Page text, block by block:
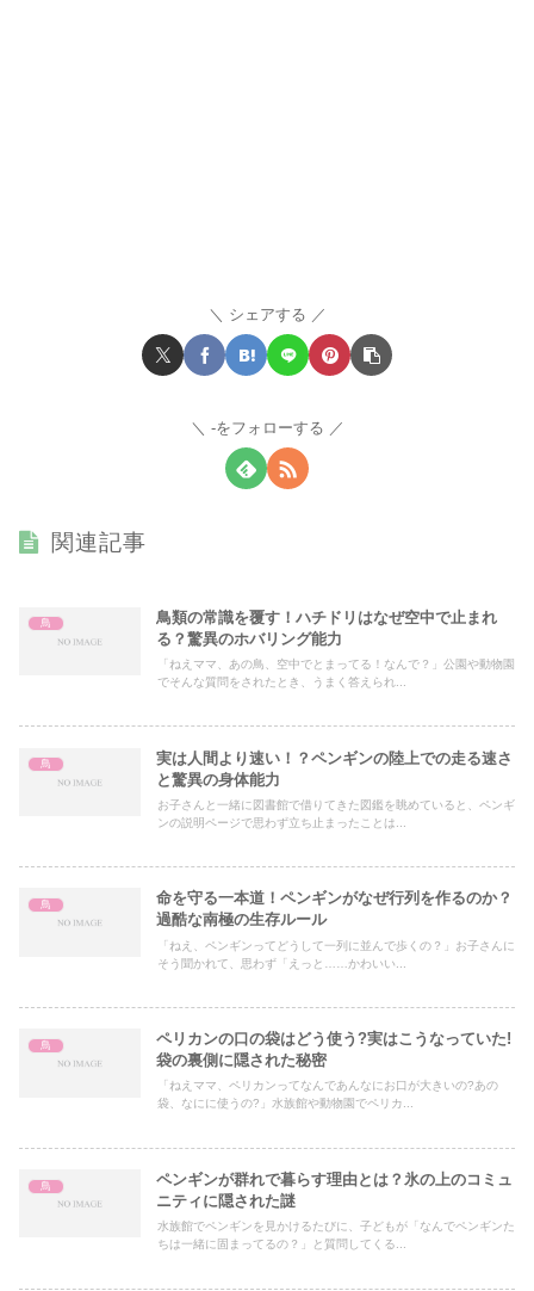
シェアする
-をフォローする
関連記事
鳥
鳥類の常識を覆す！ハチドリはなぜ空中で止まれ
る？驚異のホバリング能力
「ねえママ、あの鳥、空中でとまってる！なんで？」公園や動物園
でそんな質問をされたとき、うまく答えられ...
鳥
実は人間より速い！？ペンギンの陸上での走る速さ
と驚異の身体能力
お子さんと一緒に図書館で借りてきた図鑑を眺めていると、ペンギ
ンの説明ページで思わず立ち止まったことは...
鳥
命を守る一本道！ペンギンがなぜ行列を作るのか？
過酷な南極の生存ルール
「ねえ、ペンギンってどうして一列に並んで歩くの？」お子さんに
そう聞かれて、思わず「えっと……かわいい...
鳥
ペリカンの口の袋はどう使う?実はこうなっていた!
袋の裏側に隠された秘密
「ねえママ、ペリカンってなんであんなにお口が大きいの?あの
袋、なにに使うの?」水族館や動物園でペリカ...
鳥
ペンギンが群れで暮らす理由とは？氷の上のコミュ
ニティに隠された謎
水族館でペンギンを見かけるたびに、子どもが「なんでペンギンた
ちは一緒に固まってるの？」と質問してくる...